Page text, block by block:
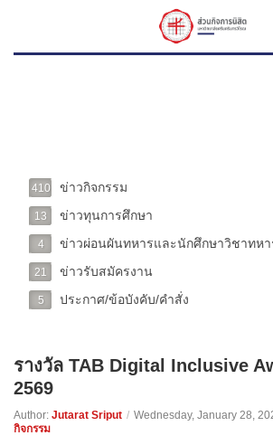
410 ข่าวกิจกรรม
13 ข่าวทุนการศึกษา
4 ข่าวผ่อนผันทหารและนักศึกษาวิชาทหา
21 ข่าวรับสมัครงาน
5 ประกาศ/ข้อบังคับ/คำสั่ง
รางวัล TAB Digital Inclusive
2569
Author: Jutarat Sriput / Wednesday, January 28,
กิจกรรม